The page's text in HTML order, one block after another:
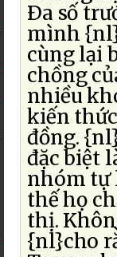
Ða số
mình
cùng lại
chồng
nhiều
kiến
đồng.
đặc biệt
nhóm tự
thế họ
thị.
{nl}cho